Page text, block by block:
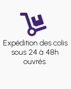
Expédition des colis
sous 24 à 48h
ouvrés.